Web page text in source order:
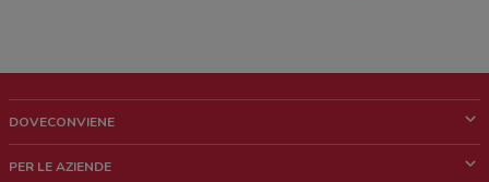
DOVECONVIENE
PER LE AZIENDE